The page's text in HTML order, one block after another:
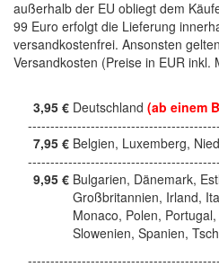
außerhalb der EU obliegt dem
99 Euro erfolgt die Lieferung
versandkostenfrei. Ansonsten
Versandkosten (Preise in EUR inkl.
3,95 € Deutschland (ab einem
7,95 € Belgien, Luxemberg,
9,95 € Bulgarien, Dänemark,
Großbritannien, Irland,
Monaco, Polen,
Slowenien, Spanien,